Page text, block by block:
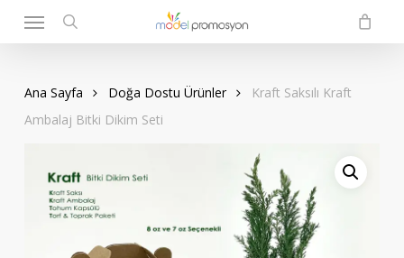
search
Menu
Ana Sayfa Doğa Dostu Ürünler
Kraft Saksılı Kraft
Ambalaj Bitki Dikim Seti